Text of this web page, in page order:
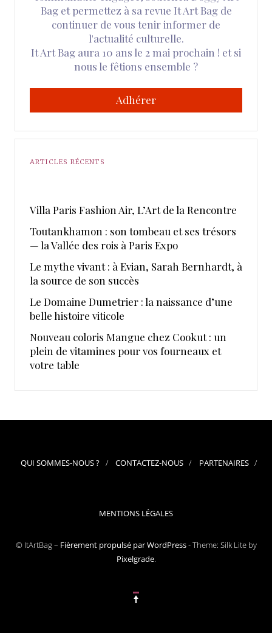
Bag et permettez à sa revue It Art Bag de
continuer de vous tenir informer de
l'actualité culturelle.
It Art Bag aura 10 ans le 2 mai prochain ! et si
nous le fêtions ensemble ?
Adhérer
ARTICLES RÉCENTS
​Villa Paris Fashion Air, ​L’Art de la Rencontre
Toutankhamon : son tombeau et ses trésors
— la Vallée des rois à Paris Expo
Le mythe vivant : à Evian, Sarah Bernhardt, à
la source de son succès
Le Domaine Dumetrier : la naissance d’une
belle histoire viticole
Nouveau coloris Mangue chez Cookut : un
plein de vitamines pour vos fourneaux et
votre table
QUI SOMMES-NOUS ? CONTACTEZ-NOUS PARTENAIRES
MENTIONS LÉGALES
© ItArtBag – Fièrement propulsé par WordPress-Theme: Silk Lite by
Pixelgrade.